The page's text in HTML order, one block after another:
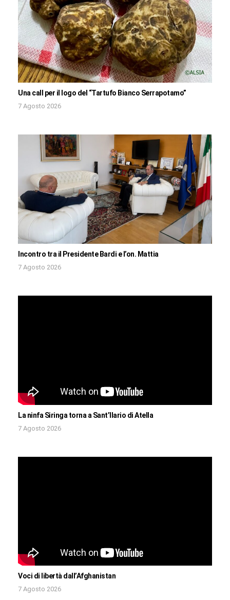
Una call per il logo del “Tartufo Bianco Serrapotamo”
7 Agosto 2026
Incontro tra il Presidente Bardi e l’on. Mattia
7 Agosto 2026
La ninfa Siringa torna a Sant’Ilario di Atella
7 Agosto 2026
Voci di libertà dall’Afghanistan
7 Agosto 2026